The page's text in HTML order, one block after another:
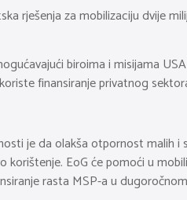
rješenja za mobilizaciju dvije
biroima i misijama
finansiranje privatnog
je da olakša otpornost malih
EoG će pomoći u
rasta MSP-a u